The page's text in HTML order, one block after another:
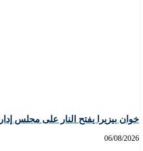
خوان بيزيرا يفتح النار على مجلس
06/08/2026